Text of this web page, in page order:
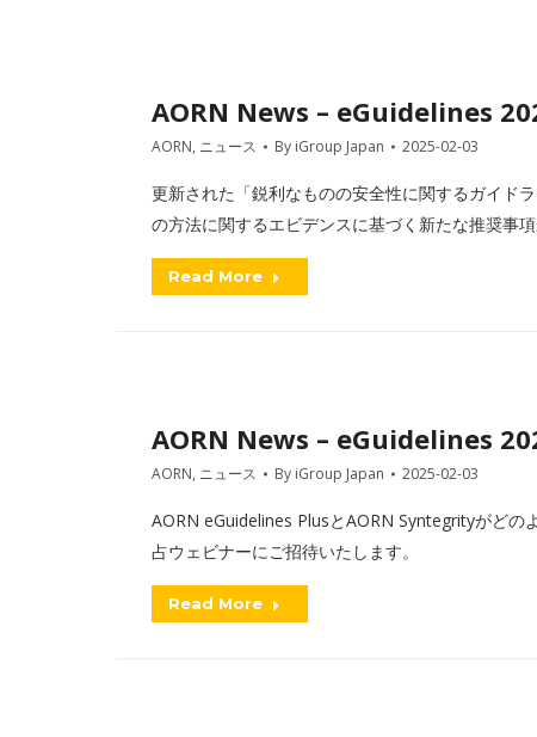
AORN News – eGuidelines
AORN, ニュース By iGroup Japan 2025-02-03
更新された「鋭利なものの安全性に関するガイド
の方法に関するエビデンスに基づく新たな推奨事
Read More
AORN News – eGuidelines
AORN, ニュース By iGroup Japan 2025-02-03
AORN eGuidelines PlusとAORN Syntegrityがどの
占ウェビナーにご招待いたします。
Read More